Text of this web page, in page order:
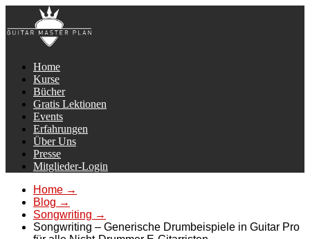
Home
Kurse
Bücher
Gratis Lektionen
Events
Erfahrungen
Über Uns
Presse
Mitglieder-Login
Home →
Blog →
Songwriting →
Songwriting – Generische Drumbeispiele in Guitar Pro